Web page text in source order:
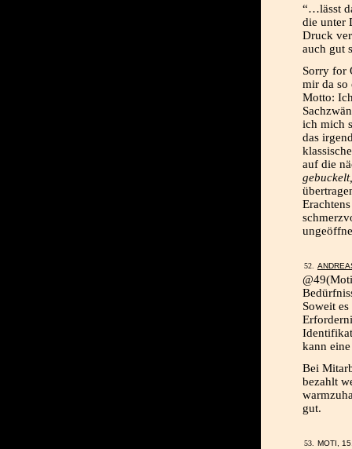
“…lässt
die unter
Druck
auch gut
Sorry for
mir da so
Motto:
ich mich
das
auf die
Soweit
kann
Bei
bezahlt
gut.
MOTI,